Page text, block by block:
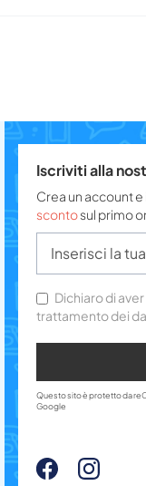
Iscriviti alla
Crea un account
scontosul primo
Dichiaro di
trattamento dei
Questo sito è protetto da
Google